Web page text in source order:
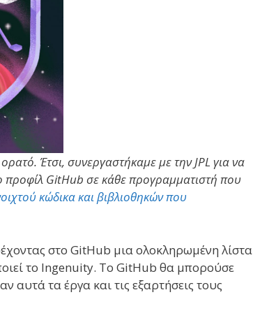
Έτσι, συνεργαστήκαμε με την JPL για να
GitHub σε κάθε προγραμματιστή που
κώδικα και βιβλιοθηκών που
στο GitHub μια ολοκληρωμένη λίστα
το Ingenuity. Το GitHub θα μπορούσε
αυτά τα έργα και τις εξαρτήσεις τους